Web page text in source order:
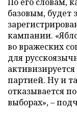
базовым, будет
кампании.
во вражеских
для
партией. Ну и
отказывается
выборах», –